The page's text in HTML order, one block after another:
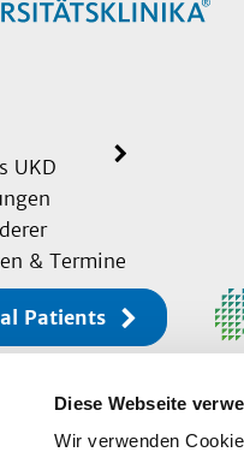
Diese Webseite
Wir verwenden
UKD
& Termine
Patients